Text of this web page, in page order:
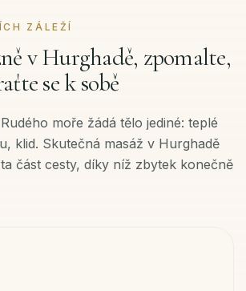
ZÁLEŽÍ
v Hurghadě, zpomalte,
se k sobě
moře žádá tělo jediné: teplé
klid. Skutečná masáž v Hurghadě
část cesty, díky níž zbytek konečně